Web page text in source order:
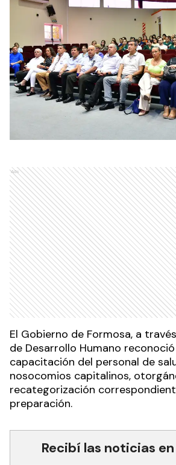
Ads
El Gobierno de Formosa, a
de Desarrollo Humano
capacitación del personal de
nosocomios capitalinos,
recategorización
preparación.
Recibí las noticias